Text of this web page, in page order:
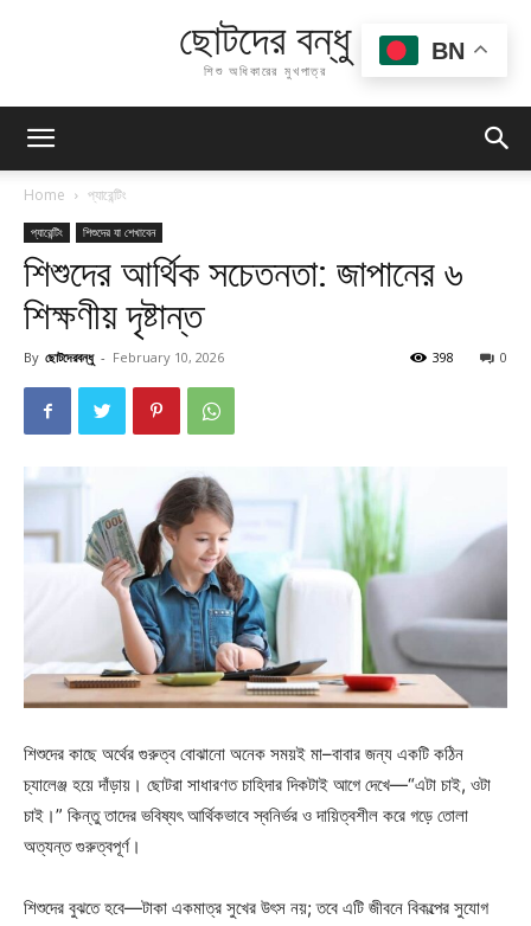
ছোটদের বন্ধু
শিশু অধিকারের মুখপাত্র
Home প্যারেন্টিং
প্যারেন্টিং শিশুদের যা শেখাবেন
শিশুদের আর্থিক সচেতনতা: জাপানের ৬
শিক্ষণীয় দৃষ্টান্ত
By ছোটদেরবন্ধু - February 10, 2026 0
398
শিশুদের কাছে অর্থের গুরুত্ব বোঝানো অনেক সময়ই মা–বাবার জন্য একটি কঠিন
চ্যালেঞ্জ হয়ে দাঁড়ায়। ছোটরা সাধারণত চাহিদার দিকটাই আগে দেখে—“এটা চাই, ওটা
চাই।” কিন্তু তাদের ভবিষ্যৎ আর্থিকভাবে স্বনির্ভর ও দায়িত্বশীল করে গড়ে তোলা
অত্যন্ত গুরুত্বপূর্ণ।
শিশুদের বুঝতে হবে—টাকা একমাত্র সুখের উৎস নয়; তবে এটি জীবনে বিকল্পের সুযোগ
BN